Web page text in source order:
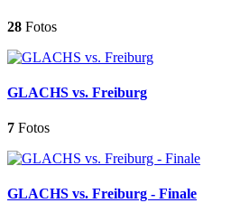
28 Fotos
GLACHS vs. Freiburg
7 Fotos
GLACHS vs. Freiburg - Finale